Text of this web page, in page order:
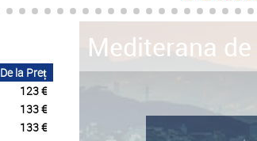
De la Preț
123 €
133 €
133 €
Mediterana